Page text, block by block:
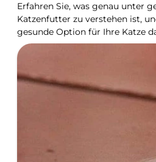
Erfahren Sie, was genau unter
Katzenfutter zu verstehen ist,
gesunde Option für Ihre Katze